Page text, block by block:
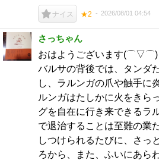
ナイス ★2 2026/08/01 04:54
さっちゃん
おはようございます(⌒▽⌒)
バルサの背後では、タンダ
し、ラルンガの爪や触手に
ルンガはたしかに火をきら
グを自在に行き来できるラ
で退治することは至難の業
しつけられるたびに、さっ
ろから、また、ふいにあら